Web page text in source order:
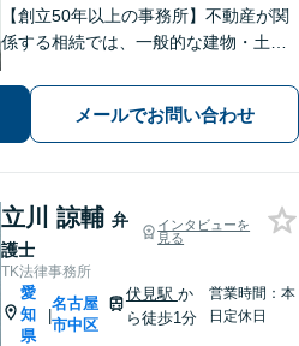
【創立50年以上の事務所】不動産が関
係する相続では、一般的な建物・土地
「IT法務部によるチームでの問題解
決」ITに関する深い知見を活かして技
術的な観点からも問題解決をサポー
ト！
メールでお問い合わせ
立川 諒輔 弁
護士
インタビューを
見る
TK法律事務所
愛
知
県
|
名古屋
市中区
伏見駅 か
ら徒歩1分
営業時間：本
日定休日